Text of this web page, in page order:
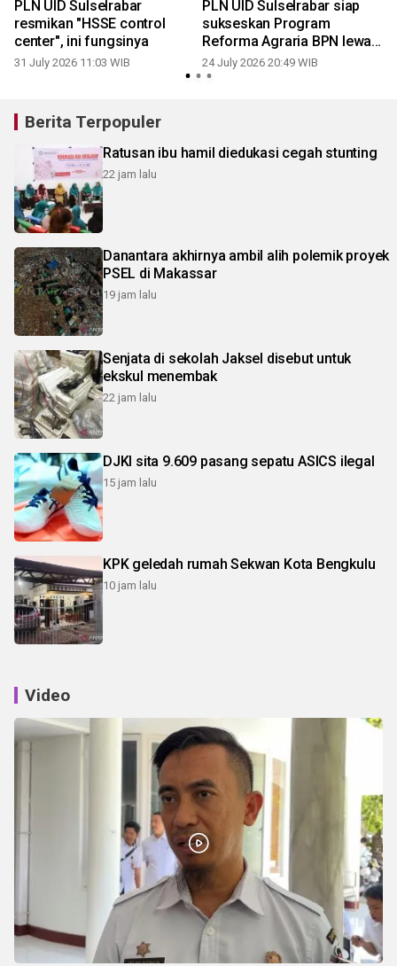
PLN UID Sulselrabar
resmikan "HSSE control
center", ini fungsinya
31 July 2026 11:03 WIB
PLN UID Sulselrabar siap
sukseskan Program
Reforma Agraria BPN lewat
pendampingan UMKM
24 July 2026 20:49 WIB
Berita Terpopuler
Ratusan ibu hamil diedukasi cegah stunting
22 jam lalu
Danantara akhirnya ambil alih polemik proyek
PSEL di Makassar
19 jam lalu
Senjata di sekolah Jaksel disebut untuk
ekskul menembak
22 jam lalu
DJKI sita 9.609 pasang sepatu ASICS ilegal
15 jam lalu
KPK geledah rumah Sekwan Kota Bengkulu
10 jam lalu
Video